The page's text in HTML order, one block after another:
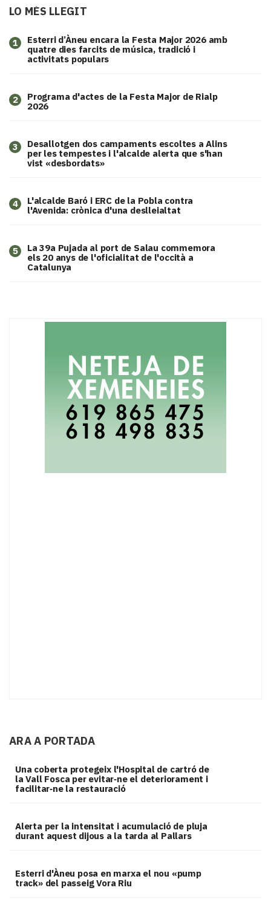
LO MÉS LLEGIT
1
Esterri d’Àneu encara la Festa Major 2026 amb
quatre dies farcits de música, tradició i
activitats populars
2
Programa d'actes de la Festa Major de Rialp
2026
3
​Desallotgen dos campaments escoltes a Alins
per les tempestes i l'alcalde alerta que s'han
vist «desbordats»
4
L'alcalde Baró i ERC de la Pobla contra
l'Avenida: crònica d'una deslleialtat
5
​La 39a Pujada al port de Salau commemora
els 20 anys de l'oficialitat de l'occità a
Catalunya
ARA A PORTADA
Una coberta protegeix l'Hospital de cartró de
la Vall Fosca per evitar‑ne el deteriorament i
facilitar‑ne la restauració
Alerta per la intensitat i acumulació de pluja
durant aquest dijous a la tarda al Pallars
Esterri d'Àneu posa en marxa el nou «pump
track» del passeig Vora Riu